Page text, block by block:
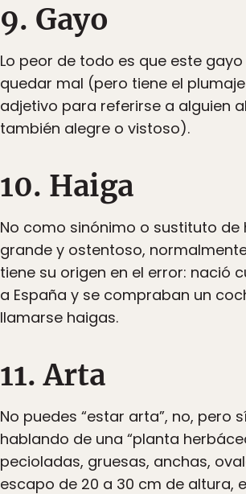
9. Gayo
Lo peor de todo es que este
quedar mal (pero tiene el
adjetivo para referirse a alguien
también alegre o vistoso).
10. Haiga
No como sinónimo o sustituto
grande y ostentoso,
tiene su origen en el error: nació
a España y se compraban un
llamarse haigas.
11. Arta
No puedes “estar arta”, no,
hablando de una “planta
pecioladas, gruesas, anchas,
escapo de 20 a 30 cm de altura,